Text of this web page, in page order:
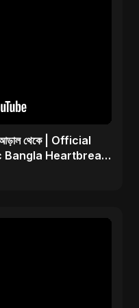
থেকে | Official
Bangla Heartbreak